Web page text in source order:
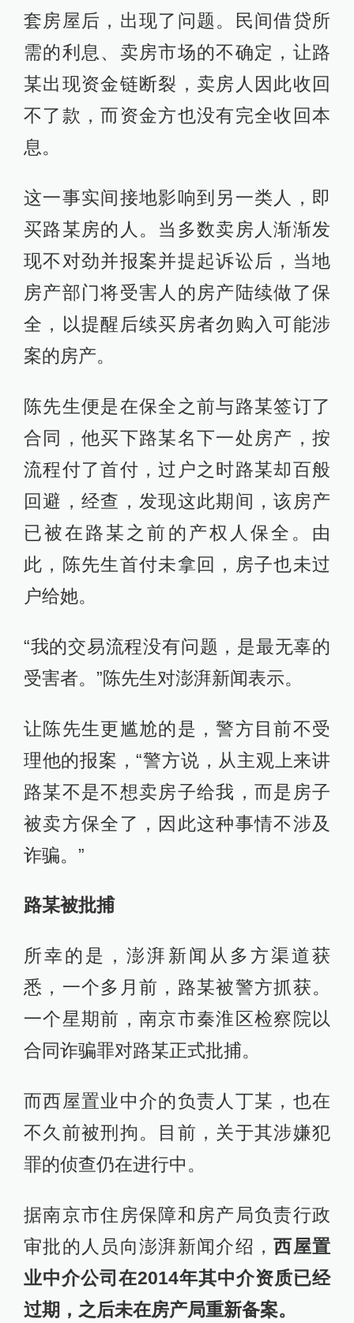
套房屋后，出现了问题。民间借贷所
需的利息、卖房市场的不确定，让路
某出现资金链断裂，卖房人因此收回
不了款，而资金方也没有完全收回本
息。
这一事实间接地影响到另一类人，即
买路某房的人。当多数卖房人渐渐发
现不对劲并报案并提起诉讼后，当地
房产部门将受害人的房产陆续做了保
全，以提醒后续买房者勿购入可能涉
案的房产。
陈先生便是在保全之前与路某签订了
合同，他买下路某名下一处房产，按
流程付了首付，过户之时路某却百般
回避，经查，发现这此期间，该房产
已被在路某之前的产权人保全。由
此，陈先生首付未拿回，房子也未过
户给她。
“我的交易流程没有问题，是最无辜的
受害者。”陈先生对澎湃新闻表示。
让陈先生更尴尬的是，警方目前不受
理他的报案，“警方说，从主观上来讲
路某不是不想卖房子给我，而是房子
被卖方保全了，因此这种事情不涉及
诈骗。”
路某被批捕
所幸的是，澎湃新闻从多方渠道获
悉，一个多月前，路某被警方抓获。
一个星期前，南京市秦淮区检察院以
合同诈骗罪对路某正式批捕。
而西屋置业中介的负责人丁某，也在
不久前被刑拘。目前，关于其涉嫌犯
罪的侦查仍在进行中。
据南京市住房保障和房产局负责行政
审批的人员向澎湃新闻介绍，西屋置
业中介公司在2014年其中介资质已经
过期，之后未在房产局重新备案。